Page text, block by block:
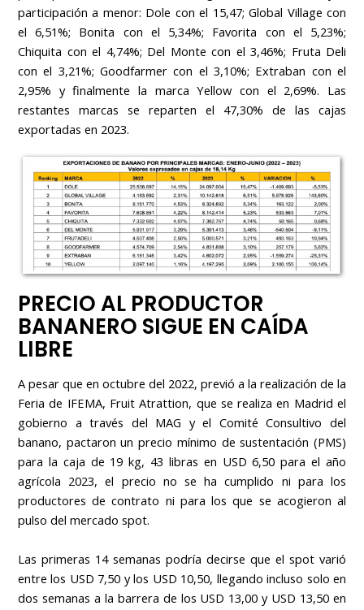
participación a menor: Dole con el 15,47; Global Village con
el 6,51%; Bonita con el 5,34%; Favorita con el 5,23%;
Chiquita con el 4,74%; Del Monte con el 3,46%; Fruta Deli
con el 3,21%; Goodfarmer con el 3,10%; Extraban con el
2,95% y finalmente la marca Yellow con el 2,69%. Las
restantes marcas se reparten el 47,30% de las cajas
exportadas en 2023.
PRECIO AL PRODUCTOR
BANANERO SIGUE EN CAÍDA
LIBRE
A pesar que en octubre del 2022, previó a la realización de la
Feria de IFEMA, Fruit Atrattion, que se realiza en Madrid el
gobierno a través del MAG y el Comité Consultivo del
banano, pactaron un precio mínimo de sustentación (PMS)
para la caja de 19 kg, 43 libras en USD 6,50 para el año
agrícola 2023, el precio no se ha cumplido ni para los
productores de contrato ni para los que se acogieron al
pulso del mercado spot.
Las primeras 14 semanas podría decirse que el spot varió
entre los USD 7,50 y los USD 10,50, llegando incluso solo en
dos semanas a la barrera de los USD 13,00 y USD 13,50 en